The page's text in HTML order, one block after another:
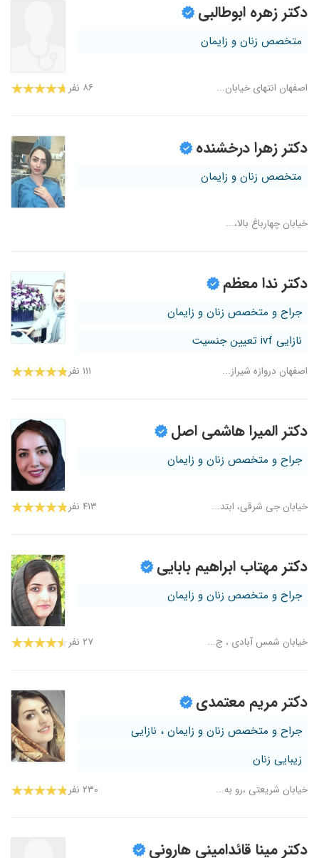
دکتر زهره ابوطالبی
متخصص زنان و زایمان
اصفهان انتهای خیابان... ۸۶ نفر
دکتر زهرا درخشنده
متخصص زنان و زایمان
خیابان چهارباغ بالا،...
دکتر ندا معظم
جراح و متخصص زنان و زایمان
نازایی ivf تعیین جنسیت
اصفهان دروازه شیراز... ۱۱۱ نفر
دکتر المیرا هاشمی اصل
جراح و متخصص زنان و زایمان
خیابان جی شرقی، ابتد... ۴۱۳ نفر
دکتر مهتاب ابراهیم بابایی
جراح و متخصص زنان و زایمان
خیابان شمس آبادی ، ج... ۲۷ نفر
دکتر مریم معتمدی
جراح و متخصص زنان و زایمان ، نازایی
زیبایی زنان
خیابان شریعتی ،رو به... ۲۳۰ نفر
دکتر مینا قائدامینی هارونی